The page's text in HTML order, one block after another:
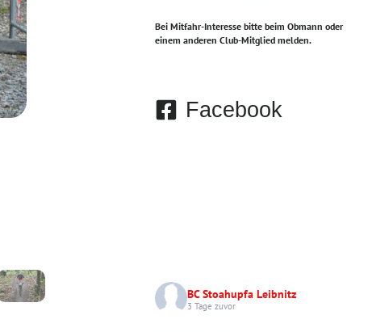
Bei Mitfahr-Interesse bitte beim Obmann oder
einem anderen Club-Mitglied melden.
Facebook
BC Stoahupfa Leibnitz
3 Tage zuvor